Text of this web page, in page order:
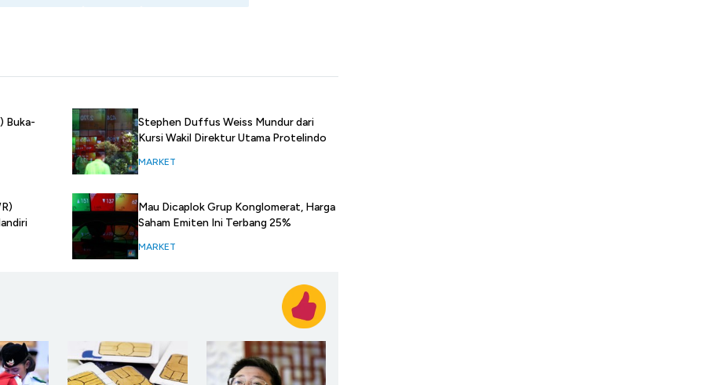
Buka-
Stephen Duffus Weiss Mundur dari
Kursi Wakil Direktur Utama Protelindo
MARKET
Mau Dicaplok Grup Konglomerat, Harga
Saham Emiten Ini Terbang 25%
MARKET